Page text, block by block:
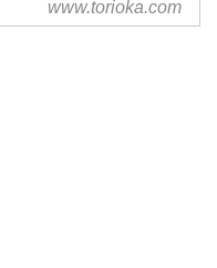
www.torioka.com